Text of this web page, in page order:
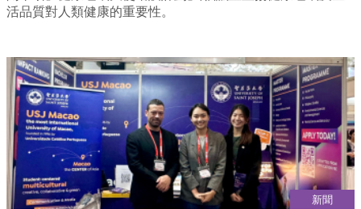
活品質對人類健康的重要性。
新聞